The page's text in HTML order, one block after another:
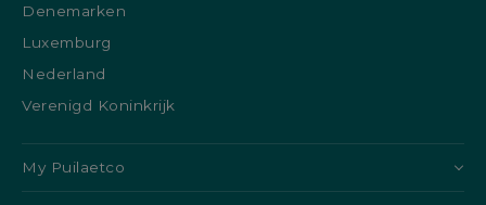
Denemarken
Luxemburg
Nederland
Verenigd Koninkrijk
My Puilaetco